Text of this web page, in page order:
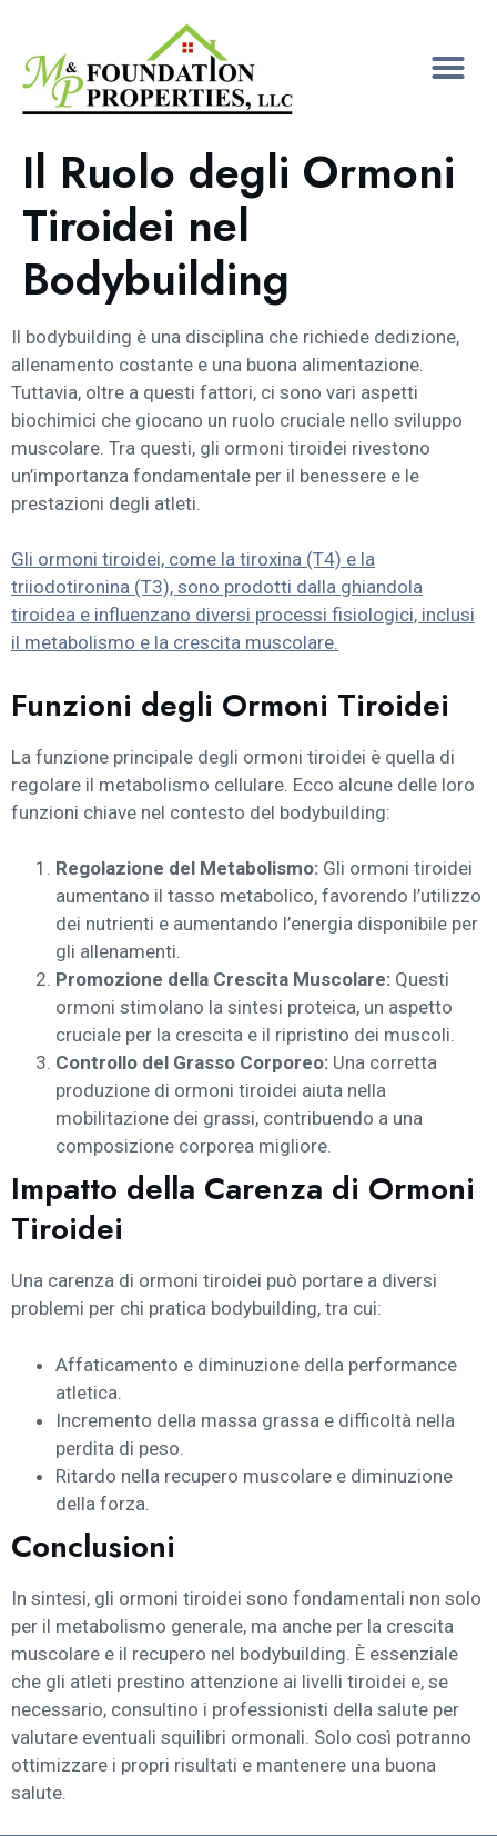
Il Ruolo degli Ormoni
Tiroidei nel
Bodybuilding
Il bodybuilding è una disciplina che richiede dedizione,
allenamento costante e una buona alimentazione.
Tuttavia, oltre a questi fattori, ci sono vari aspetti
biochimici che giocano un ruolo cruciale nello sviluppo
muscolare. Tra questi, gli ormoni tiroidei rivestono
un’importanza fondamentale per il benessere e le
prestazioni degli atleti.
Gli ormoni tiroidei, come la tiroxina (T4) e la
triiodotironina (T3), sono prodotti dalla ghiandola
tiroidea e influenzano diversi processi fisiologici, inclusi
il metabolismo e la crescita muscolare.
Funzioni degli Ormoni Tiroidei
La funzione principale degli ormoni tiroidei è quella di
regolare il metabolismo cellulare. Ecco alcune delle loro
funzioni chiave nel contesto del bodybuilding:
Regolazione del Metabolismo: Gli ormoni tiroidei
aumentano il tasso metabolico, favorendo l’utilizzo
dei nutrienti e aumentando l’energia disponibile per
gli allenamenti.
Promozione della Crescita Muscolare: Questi
ormoni stimolano la sintesi proteica, un aspetto
cruciale per la crescita e il ripristino dei muscoli.
Controllo del Grasso Corporeo: Una corretta
produzione di ormoni tiroidei aiuta nella
mobilitazione dei grassi, contribuendo a una
composizione corporea migliore.
Impatto della Carenza di Ormoni
Tiroidei
Una carenza di ormoni tiroidei può portare a diversi
problemi per chi pratica bodybuilding, tra cui:
Affaticamento e diminuzione della performance
atletica.
Incremento della massa grassa e difficoltà nella
perdita di peso.
Ritardo nella recupero muscolare e diminuzione
della forza.
Conclusioni
In sintesi, gli ormoni tiroidei sono fondamentali non solo
per il metabolismo generale, ma anche per la crescita
muscolare e il recupero nel bodybuilding. È essenziale
che gli atleti prestino attenzione ai livelli tiroidei e, se
necessario, consultino i professionisti della salute per
valutare eventuali squilibri ormonali. Solo così potranno
ottimizzare i propri risultati e mantenere una buona
salute.